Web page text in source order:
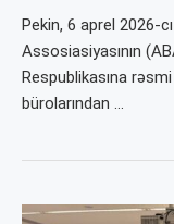
Pekin, 6 aprel 2026-
Assosiasiyasının
Respublikasına
bürolarından …